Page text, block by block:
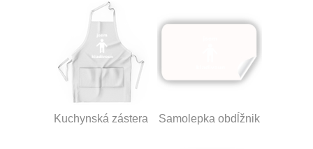
Kuchynská zástera Samolepka obdĺžnik